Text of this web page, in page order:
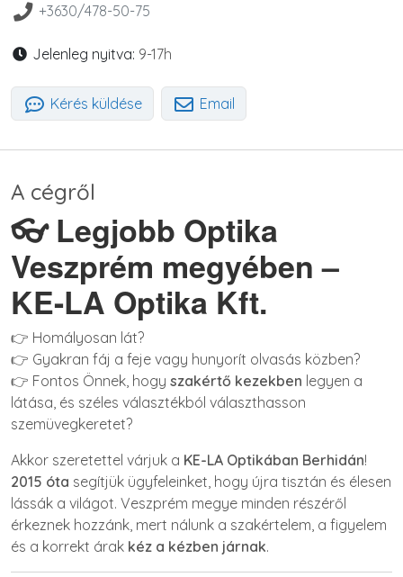
+3630/478-50-75
Jelenleg nyitva: 9-17h
Kérés küldése Email
A cégről
👓 Legjobb Optika
Veszprém megyében –
KE-LA Optika Kft.
👉 Homályosan lát?
👉 Gyakran fáj a feje vagy hunyorít olvasás közben?
👉 Fontos Önnek, hogy szakértő kezekben legyen a
látása, és széles választékból választhasson
szemüvegkeretet?
Akkor szeretettel várjuk a KE-LA Optikában Berhidán!
2015 óta segítjük ügyfeleinket, hogy újra tisztán és élesen
lássák a világot. Veszprém megye minden részéről
érkeznek hozzánk, mert nálunk a szakértelem, a figyelem
és a korrekt árak kéz a kézben járnak.